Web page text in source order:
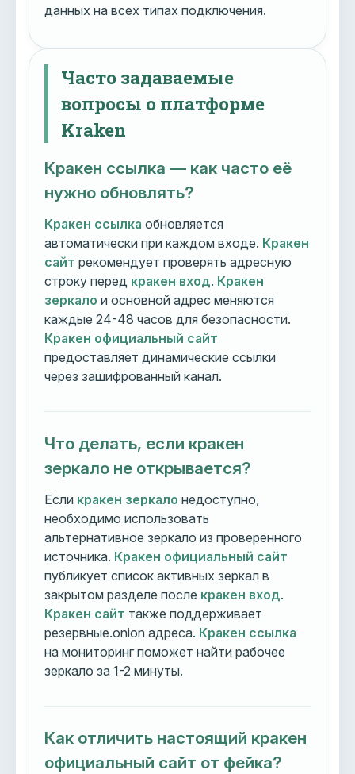
данных на всех типах подключения.
Часто задаваемые
вопросы о платформе
Kraken
Кракен ссылка — как часто её
нужно обновлять?
Кракен ссылка обновляется
автоматически при каждом входе. Кракен
сайт рекомендует проверять адресную
строку перед кракен вход. Кракен
зеркало и основной адрес меняются
каждые 24-48 часов для безопасности.
Кракен официальный сайт
предоставляет динамические ссылки
через зашифрованный канал.
Что делать, если кракен
зеркало не открывается?
Если кракен зеркало недоступно,
необходимо использовать
альтернативное зеркало из проверенного
источника. Кракен официальный сайт
публикует список активных зеркал в
закрытом разделе после кракен вход.
Кракен сайт также поддерживает
резервные.onion адреса. Кракен ссылка
на мониторинг поможет найти рабочее
зеркало за 1-2 минуты.
Как отличить настоящий кракен
официальный сайт от фейка?